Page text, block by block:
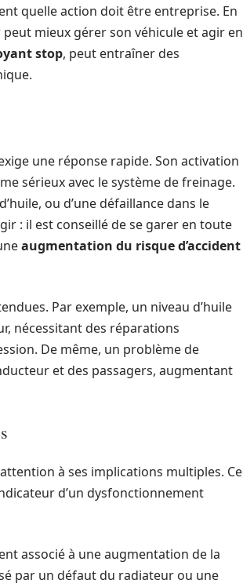
quelle action doit être entreprise. En
mieux gérer son véhicule et agir en
stop, peut entraîner des
une réponse rapide. Son activation
sérieux avec le système de freinage.
ou d’une défaillance dans le
: il est conseillé de se garer en toute
augmentation du risque d’accident
Par exemple, un niveau d’huile
nécessitant des réparations
De même, un problème de
et des passagers, augmentant
à ses implications multiples. Ce
d’un dysfonctionnement
associé à une augmentation de la
par un défaut du radiateur ou une